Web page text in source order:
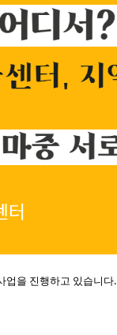
업을 진행하고 있습니다.